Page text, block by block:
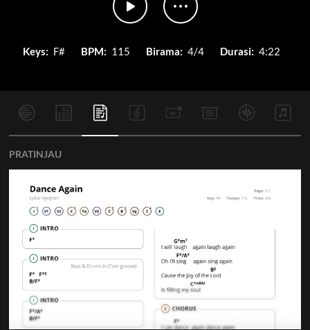
Keys: F# BPM: 115 Birama: 4/4 Durasi: 4:22
PRATINJAU